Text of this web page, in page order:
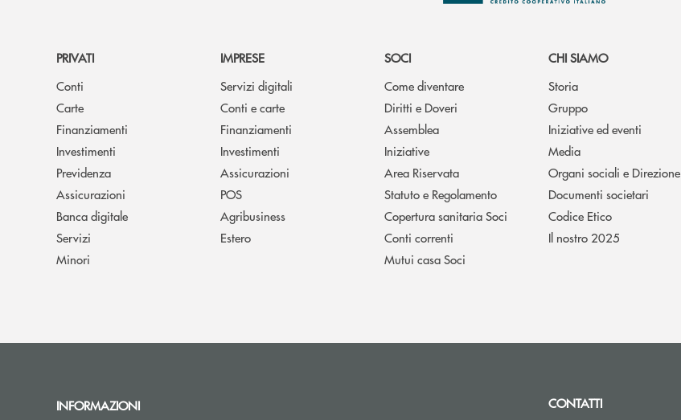
PRIVATI
Conti
Carte
Finanziamenti
Investimenti
Previdenza
Assicurazioni
Banca digitale
Servizi
Minori
IMPRESE
Servizi digitali
Conti e carte
Finanziamenti
Investimenti
Assicurazioni
POS
Agribusiness
Estero
SOCI
Come diventare
Diritti e Doveri
Assemblea
Iniziative
Area Riservata
Statuto e Regolamento
Copertura sanitaria Soci
Conti correnti
Mutui casa Soci
CHI SIAMO
Storia
Gruppo
Iniziative ed eventi
Media
Organi sociali e Direzione
Documenti societari
Codice Etico
Il nostro 2025
INFORMAZIONI CONTATTI